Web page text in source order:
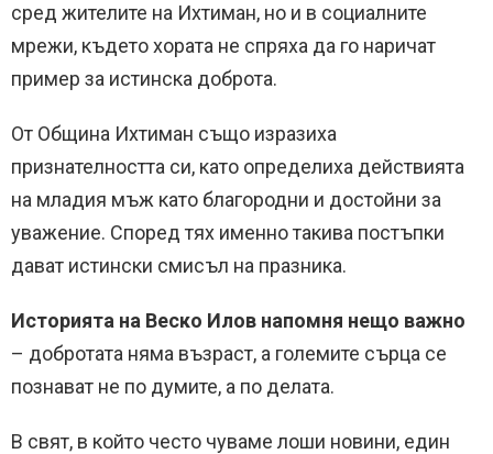
сред жителите на Ихтиман, но и в социалните
мрежи, където хората не спряха да го наричат
пример за истинска доброта.
От Община Ихтиман също изразиха
признателността си, като определиха действията
на младия мъж като благородни и достойни за
уважение. Според тях именно такива постъпки
дават истински смисъл на празника.
Историята на Веско Илов напомня нещо важно
– добротата няма възраст, а големите сърца се
познават не по думите, а по делата.
В свят, в който често чуваме лоши новини, един